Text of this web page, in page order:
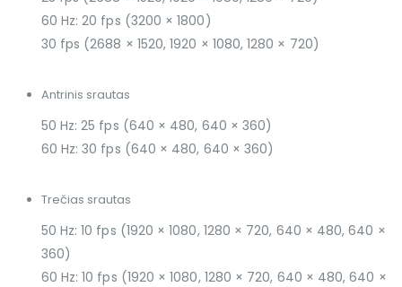
60 Hz: 20 fps (3200 × 1800)
30 fps (2688 × 1520, 1920 × 1080, 1280 × 720)
Antrinis srautas
50 Hz: 25 fps (640 × 480, 640 × 360)
60 Hz: 30 fps (640 × 480, 640 × 360)
Trečias srautas
50 Hz: 10 fps (1920 × 1080, 1280 × 720, 640 × 480, 640 ×
360)
60 Hz: 10 fps (1920 × 1080, 1280 × 720, 640 × 480, 640 ×